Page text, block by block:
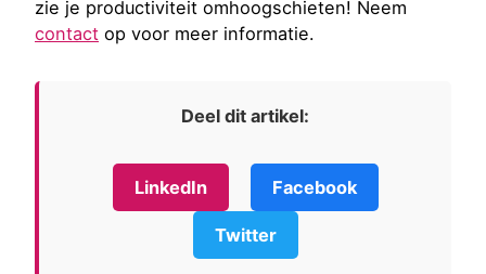
zie je productiviteit omhoogschieten! Neem
contact op voor meer informatie.
Deel dit artikel:
LinkedIn Facebook
Twitter